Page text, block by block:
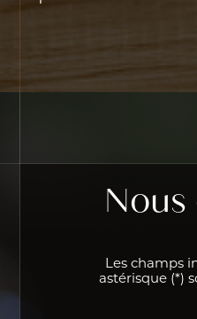
Les champs
astérisque (*)